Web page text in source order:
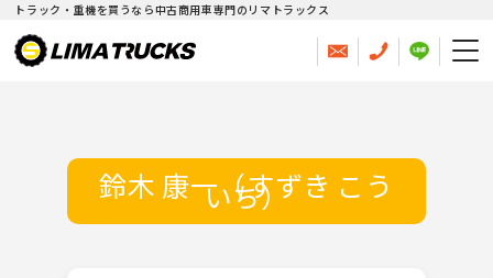
トラック・重機を買うなら中古商用車専門のリマトラックス
鈴木 康一（すずき こう
いち）